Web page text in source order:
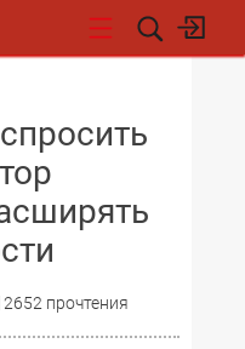
2652 прочтения